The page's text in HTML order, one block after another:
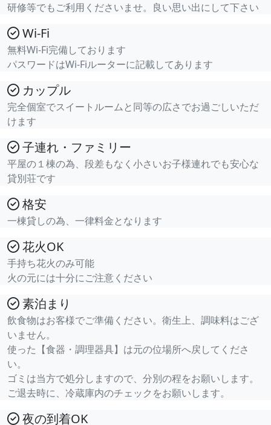
研修等でもご利用くださいませ。良い思い出にして下さい
Wi-Fi
無料Wi-Fi完備しております
パスワードはWi-Fiルーターに記載してあります
カップル
完全個室でスイートルームと同等の広さでお過ごしいただ
けます
子連れ・ファミリー
平屋の１棟の為、段差もなく小さいお子様連れでも安心な
貸別荘です
格安
一棟貸しの為、一律料金となります
花火OK
手持ち花火のみ可能
火の元には十分にご注意ください
素泊まり
飲食物はお客様でご準備ください。衛生上、調味料はござ
いません。
使った【食器・調理器具】は元の位場所へ戻してくださ
い。
ゴミは当方で処分しますので、分別の程をお願いします。
ご退去時に、冷蔵庫内のチェックをお願いします。
夜の到着OK